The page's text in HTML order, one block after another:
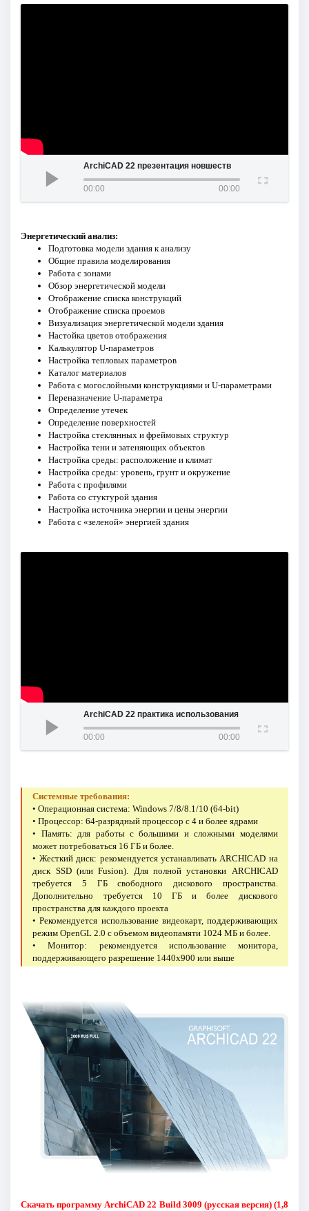
ArchiCAD 22 презентация новшеств
00:00 00:00
Энергетический анализ:
Подготовка модели здания к анализу
Общие правила моделирования
Работа с зонами
Обзор энергетической модели
Отображение списка конструкций
Отображение списка проемов
Визуализация энергетической модели здания
Настойка цветов отображения
Калькулятор U-параметров
Настройка тепловых параметров
Каталог материалов
Работа с могослойными конструкциями и U-параметрами
Переназначение U-параметра
Определение утечек
Определение поверхностей
Настройка стеклянных и фреймовых структур
Настройка тени и затеняющих объектов
Настройка среды: расположение и климат
Настройка среды: уровень, грунт и окружение
Работа с профилями
Работа со стуктурой здания
Настройка источника энергии и цены энергии
Работа с «зеленой» энергией здания
ArchiCAD 22 практика использования
00:00 00:00
Системные требования:
• Операционная система: Windows 7/8/8.1/10 (64-bit)
• Процессор: 64-разрядный процессор с 4 и более ядрами
• Память: для работы с большими и сложными моделями
может потребоваться 16 ГБ и более.
• Жесткий диск: рекомендуется устанавливать ARCHICAD на
диск SSD (или Fusion). Для полной установки ARCHICAD
требуется 5 ГБ свободного дискового пространства.
Дополнительно требуется 10 ГБ и более дискового
пространства для каждого проекта
• Рекомендуется использование видеокарт, поддерживающих
режим OpenGL 2.0 с объемом видеопамяти 1024 МБ и более.
• Монитор: рекомендуется использование монитора,
поддерживающего разрешение 1440x900 или выше
Скачать программу ArchiCAD 22 Build 3009 (русская версия) (1,8